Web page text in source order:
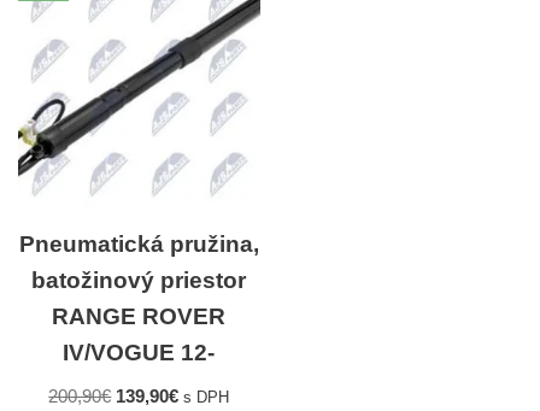
Pneumatická pružina,
batožinový priestor
RANGE ROVER
IV/VOGUE 12-
200,90€ 139,90€ s DPH